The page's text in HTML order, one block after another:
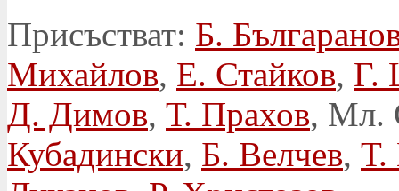
Присъстват: Б.
Михайлов, Е. Стайков, Г.
Д. Димов, Т. Прахов, Мл.
Кубадински, Б. Велчев, Т.